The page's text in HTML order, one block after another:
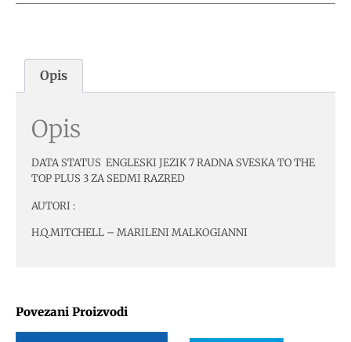
Povezani Proizvodi
Opis
Opis
DATA STATUS ENGLESKI JEZIK 7 RADNA SVESKA TO THE
TOP PLUS 3 ZA SEDMI RAZRED
AUTORI :
H.Q.MITCHELL – MARILENI MALKOGIANNI